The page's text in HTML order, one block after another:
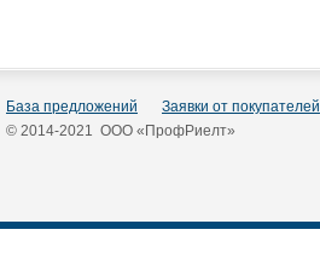
База предложений Заявки от покупателей
© 2014-2021 ООО «ПрофРиелт»